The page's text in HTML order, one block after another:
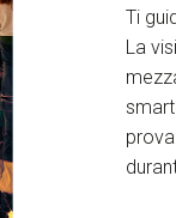
Ti
La